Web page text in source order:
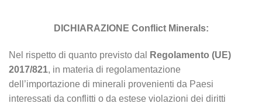
DICHIARAZIONE Conflict Minerals:
Nel rispetto di quanto previsto dal
Regolamento (UE)
2017/821, in materia di regolamentazione
dell’importazione di minerali provenienti da Paesi
interessati da conflitti o da estese violazioni dei diritti